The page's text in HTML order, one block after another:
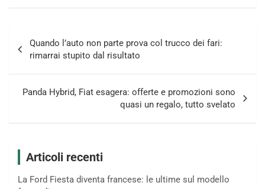
articoli
Quando l’auto non parte prova col trucco dei fari:
rimarrai stupito dal risultato
Panda Hybrid, Fiat esagera: offerte e promozioni sono
quasi un regalo, tutto svelato
Articoli recenti
La Ford Fiesta diventa francese: le ultime sul modello